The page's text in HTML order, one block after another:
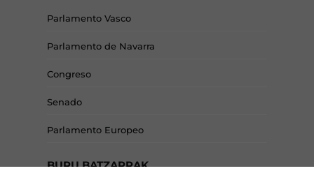
Parlamento Vasco
Parlamento de Navarra
Congreso
Senado
Parlamento Europeo
BURU BATZARRAK